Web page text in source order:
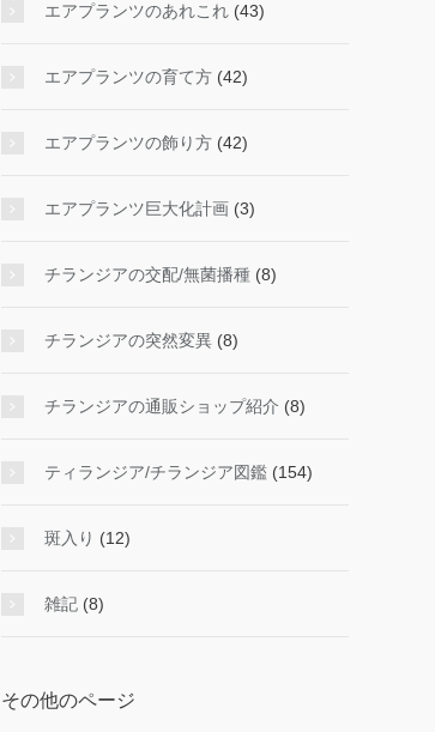
エアプランツのあれこれ (43)
エアプランツの育て方 (42)
エアプランツの飾り方 (42)
エアプランツ巨大化計画 (3)
チランジアの交配/無菌播種 (8)
チランジアの突然変異 (8)
チランジアの通販ショップ紹介 (8)
ティランジア/チランジア図鑑 (154)
斑入り (12)
雑記 (8)
その他のページ